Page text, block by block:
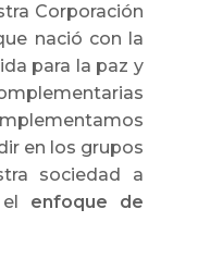
Corporación
nació con la
para la paz y
en los grupos
sociedad a
enfoque de